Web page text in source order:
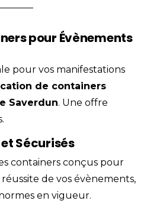
pour Évènements
pour vos manifestations
de containers
Saverdun. Une offre
Sécurisés
containers conçus pour
de vos évènements,
en vigueur.